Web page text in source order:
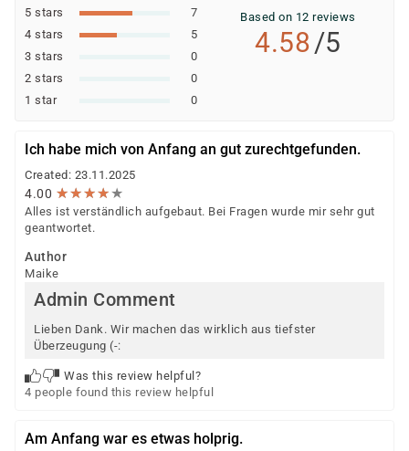
oder SGB III)
Jobcenter (können eine Förderung empfehlen
bzw. veranlassen; die Ausstellung des
Bildungsgutscheins erfolgt durch die Agentur für
Arbeit)
Europäischer Sozialfonds (ESF)
Weitere öffentliche oder private Kostenträger
Ob eine Förderung oder Kostenübernahme möglich ist,
entscheidet der jeweilige Kostenträger nach einer
individuellen Prüfung Ihrer persönlichen
5 stars
7
4 stars
5
3 stars
0
2 stars
0
1 star
0
Based on 12 reviews
4.58/5
Ich habe mich von Anfang an gut zurechtgefunden.
Created: 23.11.2025
4.00 ★★★★★
★★★★★
Alles ist verständlich aufgebaut. Bei Fragen wurde mir sehr gut
geantwortet.
Author
Maike
Admin Comment
Lieben Dank. Wir machen das wirklich aus tiefster
Überzeugung (-:
Was this review helpful?
4 people found this review helpful
Am Anfang war es etwas holprig.